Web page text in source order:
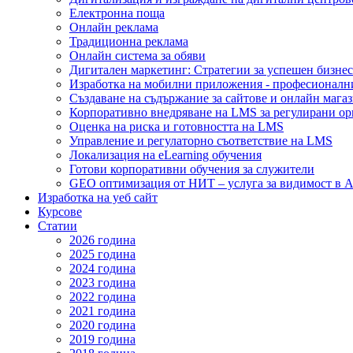
Електронна поща
Онлайн реклама
Традиционна реклама
Онлайн система за обяви
Дигитален маркетинг: Стратегии за успешен бизнес
Изработка на мобилни приложения -
Създаване на съдържание за сайтове и онлайн
Корпоративно внедряване на LMS за регулирани
Оценка на риска и готовността на LMS
Управление и регулаторно съответствие на LMS
Локализация на eLearning обучения
Готови корпоративни обучения за служители
GEO оптимизация от НИТ – услуга за видимост в
Изработка на уеб сайт
Курсове
Статии
2026 година
2025 година
2024 година
2023 година
2022 година
2021 година
2020 година
2019 година